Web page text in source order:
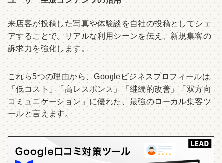
来店客が投稿した写真や体験談を自社の投稿としてシェ
アすることで、リアルな利用シーンを伝え、新規集客の
訴求力を強化します。
これら5つの理由から、Googleビジネスプロフィールは
「低コスト」「高レスポンス」「継続的改善」「双方向
コミュニケーション」に優れた、最強のローカル集客ツ
ールと言えます。